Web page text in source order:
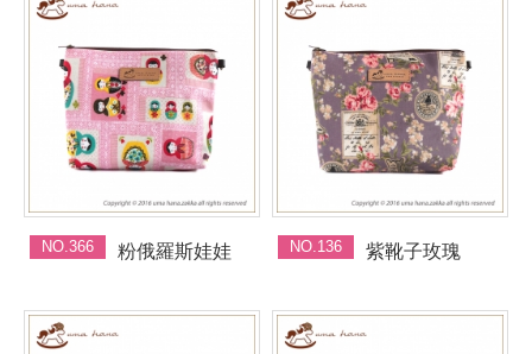
NO.366 粉俄羅斯娃娃 NO.136 紫靴子玫瑰